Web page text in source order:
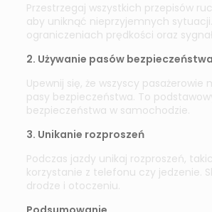
Przestrzegaj wszystkich przepisów
aby uniknąć nieprzyjemnych
ograniczeniach prędkości oraz
2. Używanie pasów bezpieczeństwa
Upewnij się, że wszyscy pasażerowie
pasy bezpieczeństwa. To
bezpieczeństwa w samochodzie.
3. Unikanie rozproszeń
Podczas jazdy unikaj rozproszeń,
korzystanie z telefonu czy jedzenie.
drodze i otoczeniu.